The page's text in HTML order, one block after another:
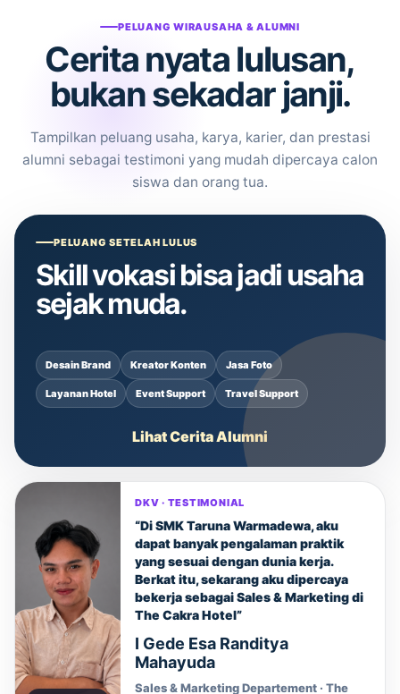
PELUANG WIRAUSAHA & ALUMNI
Cerita nyata lulusan,
bukan sekadar janji.
Tampilkan peluang usaha, karya, karier, dan prestasi
alumni sebagai testimoni yang mudah dipercaya calon
siswa dan orang tua.
PELUANG SETELAH LULUS
Skill vokasi bisa jadi usaha
sejak muda.
Desain Brand Kreator Konten Jasa Foto
Layanan Hotel Event Support Travel Support
Lihat Cerita Alumni
DKV · TESTIMONIAL
“Di SMK Taruna Warmadewa, aku
dapat banyak pengalaman praktik
yang sesuai dengan dunia kerja.
Berkat itu, sekarang aku dipercaya
bekerja sebagai Sales & Marketing di
The Cakra Hotel”
I Gede Esa Randitya
Mahayuda
Sales & Marketing Departement · The